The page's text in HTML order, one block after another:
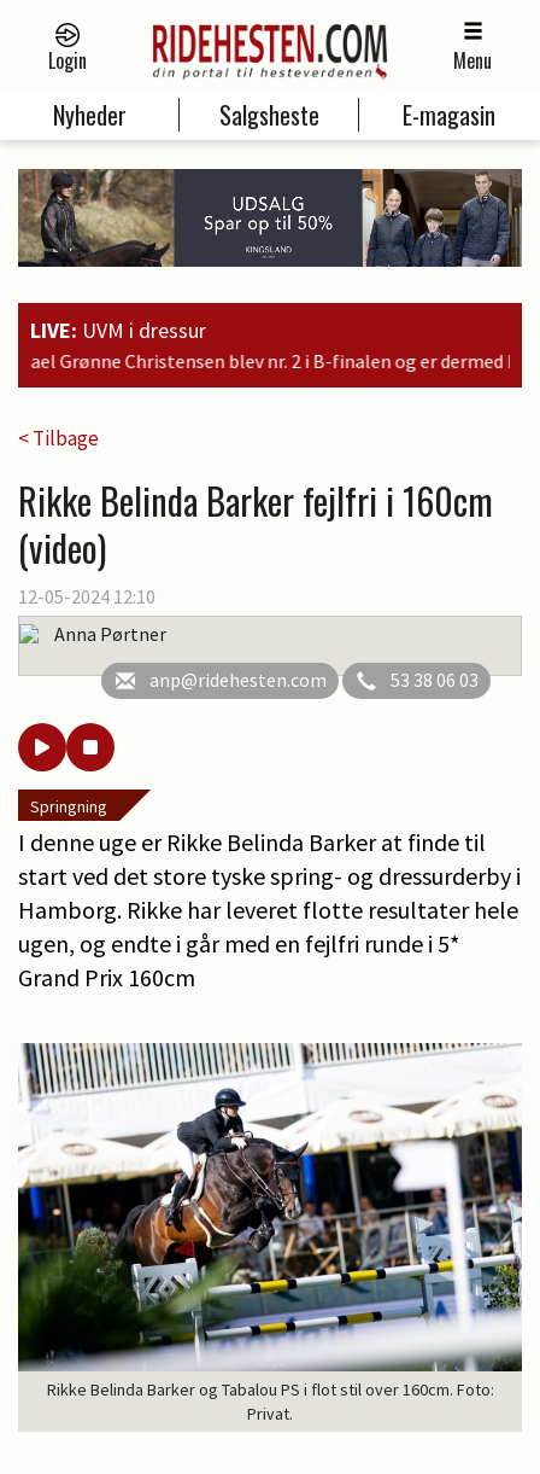
Login Menu
Nyheder Salgsheste E-magasin
LIVE: UVM i dressur
2 i B-finalen og er dermed kvalificeret til søndagens finale
< Tilbage
Rikke Belinda Barker fejlfri i 160cm
(video)
12-05-2024 12:10
Anna Pørtner
anp@ridehesten.com
53 38 06 03
Springning
I denne uge er Rikke Belinda Barker at finde til
start ved det store tyske spring- og dressurderby i
Hamborg. Rikke har leveret flotte resultater hele
ugen, og endte i går med en fejlfri runde i 5*
Grand Prix 160cm
Rikke Belinda Barker og Tabalou PS i flot stil over 160cm. Foto:
Privat.